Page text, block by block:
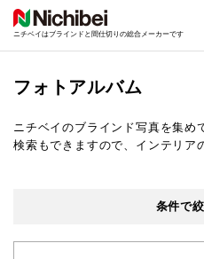
ニチベイはブラインドと間仕切りの総合メーカーです
フォトアルバム
ニチベイのブラインド写真を集め
検索もできますので、インテリア
条件で